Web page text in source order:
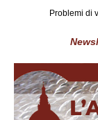
Problemi di